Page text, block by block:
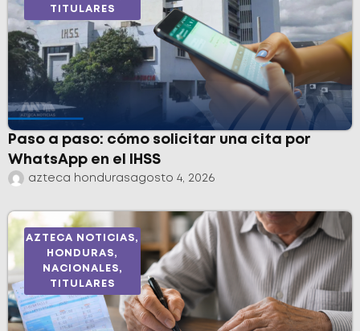
TITULARES
Paso a paso: cómo solicitar una cita por
WhatsApp en el IHSS
azteca hondurasagosto 4, 2026
AZTECA NOTICIAS,
HONDURAS,
NACIONALES,
TITULARES